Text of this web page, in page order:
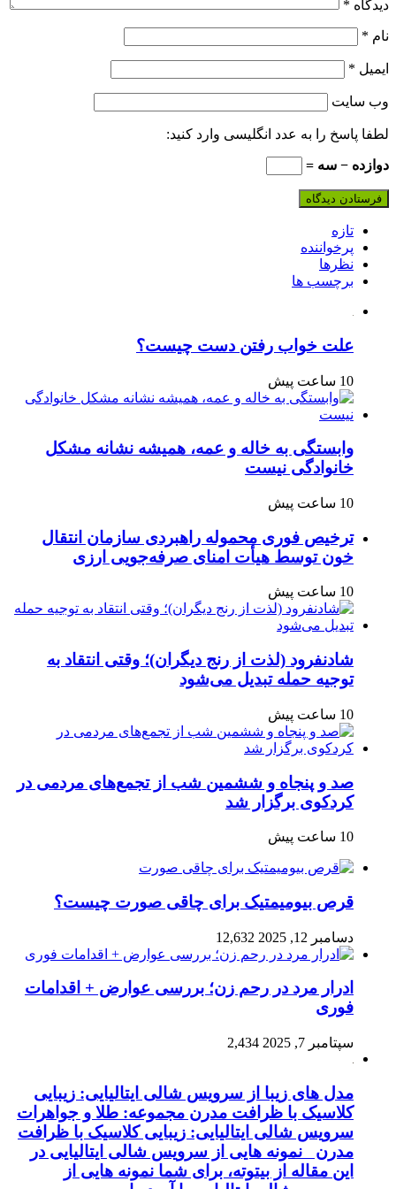
دیدگاه *
نام *
ایمیل *
وب‌ سایت
لطفا پاسخ را به عدد انگلیسی وارد کنید:
دوازده − سه =
تازه
پرخواننده
نظرها
برچسب ها
علت خواب رفتن دست چیست؟
10 ساعت پیش
وابستگی به خاله و عمه، همیشه نشانه مشکل
خانوادگی نیست
10 ساعت پیش
ترخیص فوری محموله راهبردی سازمان انتقال
خون توسط هیأت امنای صرفه‌جویی ارزی
10 ساعت پیش
شادنفرود (لذت از رنج دیگران)؛ وقتی انتقاد به
توجیه حمله تبدیل می‌شود
10 ساعت پیش
صد و پنجاه‌ و ششمین شب از تجمع‌های مردمی در
کردکوی برگزار شد
10 ساعت پیش
قرص بیومیمتیک برای چاقی صورت چیست؟
دسامبر 12, 2025 12,632
ادرار مرد در رحم زن؛ بررسی عوارض + اقدامات
فوری
سپتامبر 7, 2025 2,434
مدل های زیبا از سرویس شالی ایتالیایی: زیبایی
کلاسیک با ظرافت مدرن مجموعه: طلا و جواهرات
سرویس شالی ایتالیایی: زیبایی کلاسیک با ظرافت
مدرن نمونه هایی از سرویس شالی ایتالیایی در
این مقاله از بیتوته، برای شما نمونه هایی از